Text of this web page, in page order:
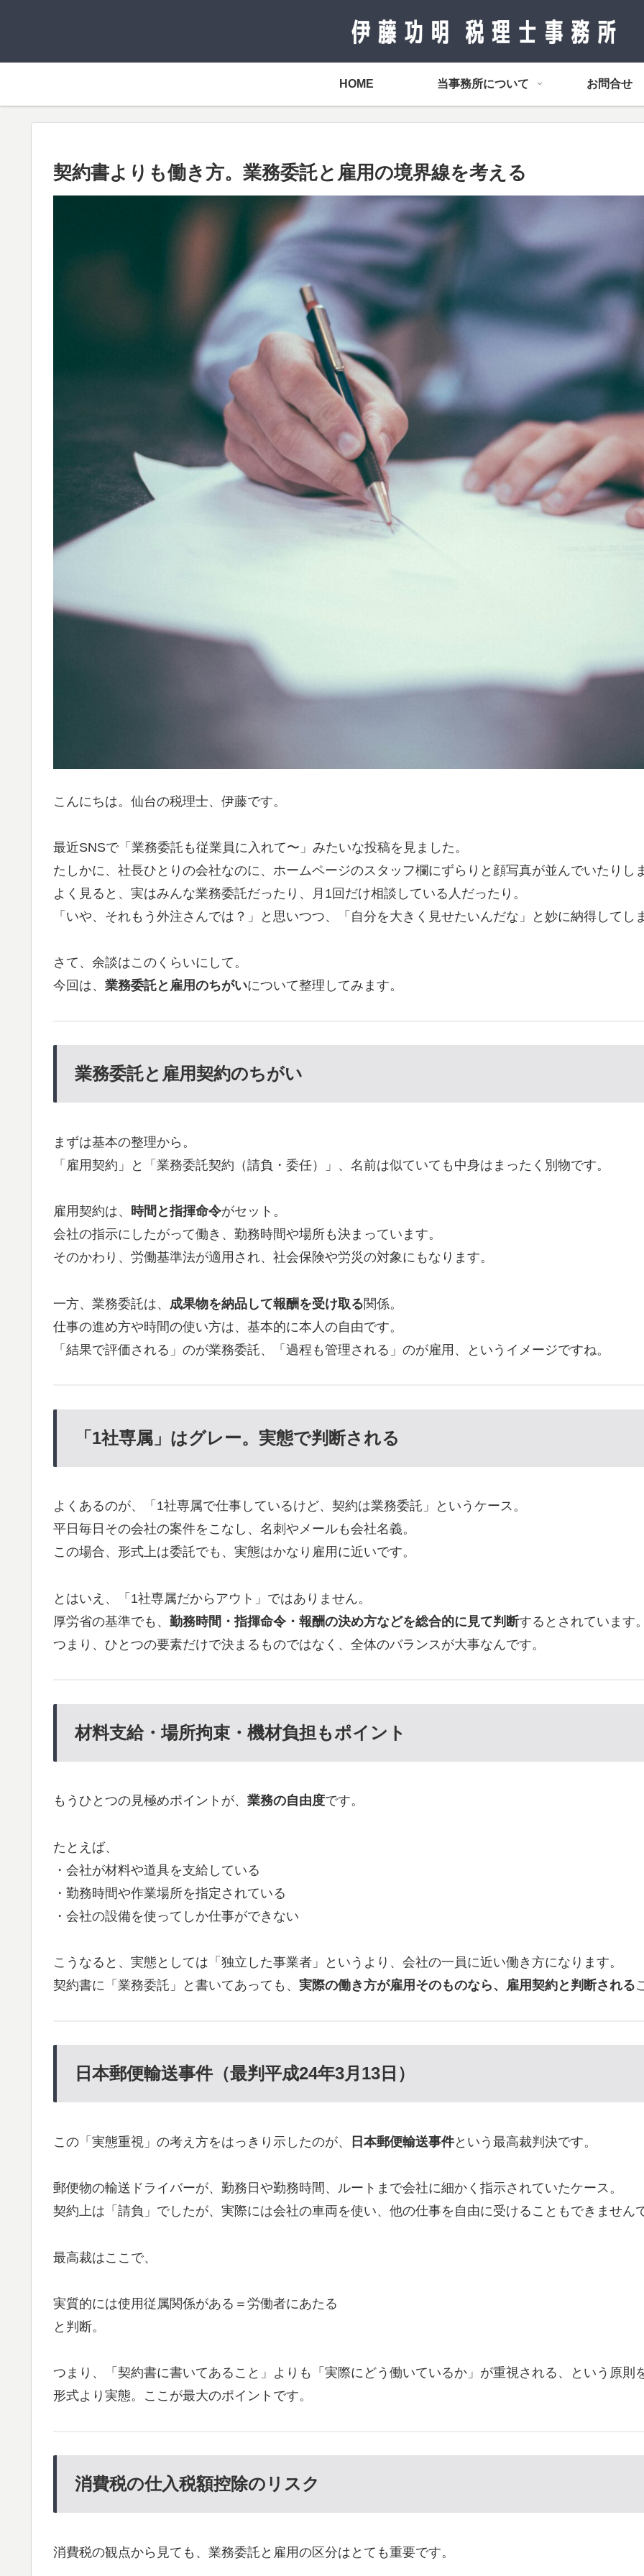
HOME 当事務所について お問合せ
契約書よりも働き方。業務委託と雇用の境界線を考える
こんにちは。仙台の税理士、伊藤です。
最近SNSで「業務委託も従業員に入れて〜」みたいな投稿を見ました。
たしかに、社長ひとりの会社なのに、ホームページのスタッフ欄にずらりと顔写真が並んでいたりし
よく見ると、実はみんな業務委託だったり、月1回だけ相談している人だったり。
「いや、それもう外注さんでは？」と思いつつ、「自分を大きく見せたいんだな」と妙に納得してし
さて、余談はこのくらいにして。
今回は、 業務委託と雇用のちがいについて整理してみます。
業務委託と雇用契約のちがい
まずは基本の整理から。
「雇用契約」と「業務委託契約（請負・委任）」、名前は似ていても中身はまったく別物です。
雇用契約は、 時間と指揮命令がセット。
会社の指示にしたがって働き、勤務時間や場所も決まっています。
そのかわり、労働基準法が適用され、社会保険や労災の対象にもなります。
一方、業務委託は、 成果物を納品して報酬を受け取る関係。
仕事の進め方や時間の使い方は、基本的に本人の自由です。
「結果で評価される」のが業務委託、「過程も管理される」のが雇用、というイメージですね。
「1社専属」はグレー。実態で判断される
よくあるのが、「1社専属で仕事しているけど、契約は業務委託」というケース。
平日毎日その会社の案件をこなし、名刺やメールも会社名義。
この場合、形式上は委託でも、実態はかなり雇用に近いです。
とはいえ、「1社専属だからアウト」ではありません。
厚労省の基準でも、 勤務時間・指揮命令・報酬の決め方などを総合的に見て判断するとされています
つまり、ひとつの要素だけで決まるものではなく、全体のバランスが大事なんです。
材料支給・場所拘束・機材負担もポイント
もうひとつの見極めポイントが、 業務の自由度です。
たとえば、
・会社が材料や道具を支給している
・勤務時間や作業場所を指定されている
・会社の設備を使ってしか仕事ができない
こうなると、実態としては「独立した事業者」というより、会社の一員に近い働き方になります。
契約書に「業務委託」と書いてあっても、 実際の働き方が雇用そのものなら、雇用契約と判断される
日本郵便輸送事件（最判平成24年3月13日）
この「実態重視」の考え方をはっきり示したのが、 日本郵便輸送事件という最高裁判決です。
郵便物の輸送ドライバーが、勤務日や勤務時間、ルートまで会社に細かく指示されていたケース。
契約上は「請負」でしたが、実際には会社の車両を使い、他の仕事を自由に受けることもできません
最高裁はここで、
実質的には使用従属関係がある＝労働者にあたる
と判断。
つまり、「契約書に書いてあること」よりも「実際にどう働いているか」が重視される、という原則
形式より実態。ここが最大のポイントです。
消費税の仕入税額控除のリスク
消費税の観点から見ても、業務委託と雇用の区分はとても重要です。